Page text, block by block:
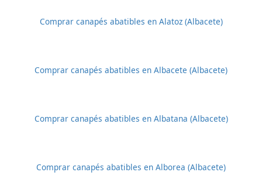
Comprar canapés abatibles en Alatoz (Albacete)
Comprar canapés abatibles en Albacete (Albacete)
Comprar canapés abatibles en Albatana (Albacete)
Comprar canapés abatibles en Alborea (Albacete)